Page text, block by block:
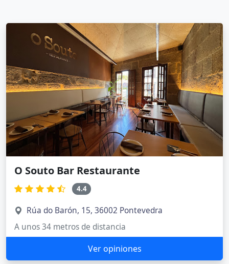
O Souto Bar Restaurante
4.4
Rúa do Barón, 15, 36002 Pontevedra
A unos 34 metros de distancia
Ver opiniones